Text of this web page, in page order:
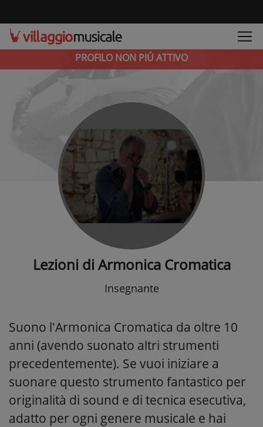
PROFILO NON PIÚ ATTIVO
Lezioni di Armonica Cromatica
Insegnante
Suono l'Armonica Cromatica da oltre 10
anni (avendo suonato altri strumenti
precedentemente). Se vuoi iniziare a
suonare questo strumento fantastico per
originalità di sound e di tecnica esecutiva,
adatto per ogni genere musicale e hai